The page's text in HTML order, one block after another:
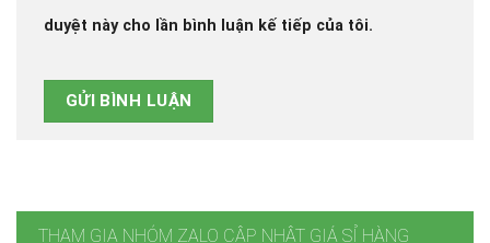
duyệt này cho lần bình luận kế tiếp của tôi.
THAM GIA NHÓM ZALO CẬP NHẬT GIÁ SỈ HÀNG